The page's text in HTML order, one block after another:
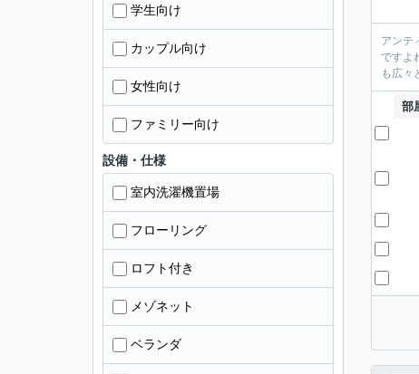
アンテ
ですよ
も広々
部
学生向け
カップル向け
女性向け
ファミリー向け
設備・仕様
室内洗濯機置場
フローリング
ロフト付き
メゾネット
ベランダ